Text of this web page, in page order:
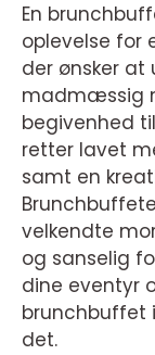
En
oplevelse for
der ønsker at
madmæssig
begivenhed
retter lavet
samt en
velkendte
og sanselig
dine eventyr
brunchbuffet
det.